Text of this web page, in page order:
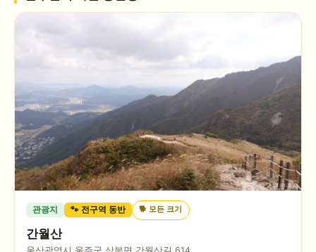
관광지 🐾 전구역 동반 🐕모든 크기
간월산